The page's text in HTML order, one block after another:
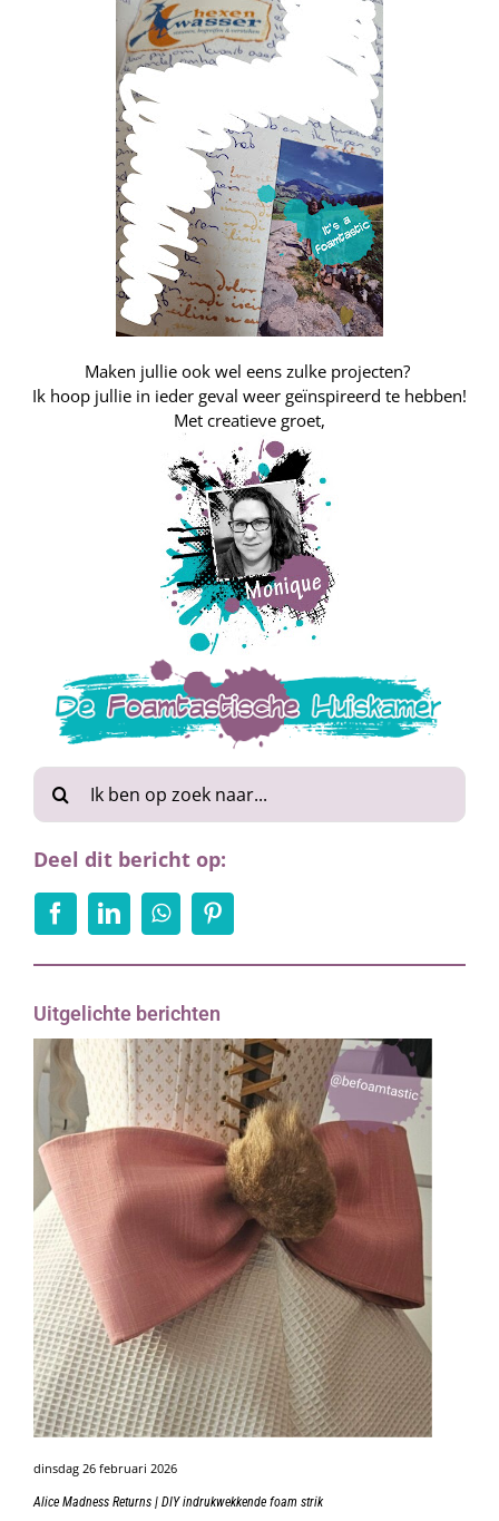
Maken jullie ook wel eens zulke projecten?
Ik hoop jullie in ieder geval weer geïnspireerd te hebben!
Met creatieve groet,
Zoeken
naar:
Deel dit bericht op:
Uitgelichte berichten
dinsdag 26 februari 2026
Alice Madness Returns | DIY indrukwekkende foam strik